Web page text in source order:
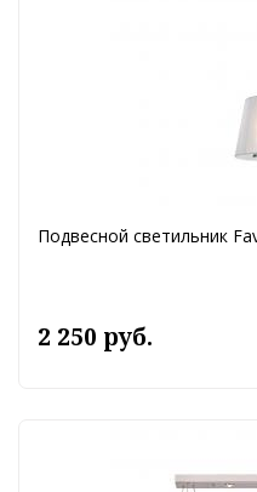
Подвесной светильник
2 250 руб.